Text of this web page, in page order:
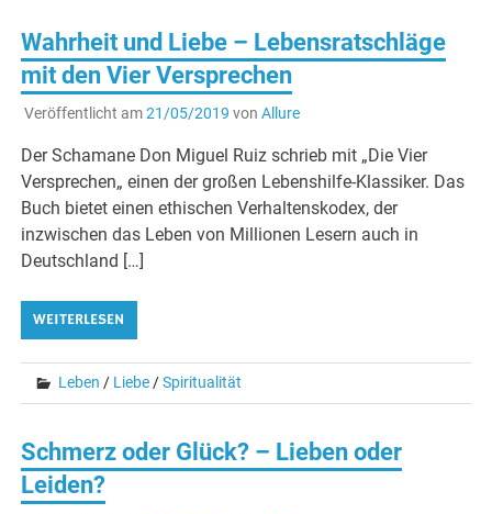
Wahrheit und Liebe – Lebensratschläge
mit den Vier Versprechen
Veröffentlicht am21/05/2019 von Allure
Der Schamane Don Miguel Ruiz schrieb mit „Die Vier
Versprechen„ einen der großen Lebenshilfe-Klassiker. Das
Buch bietet einen ethischen Verhaltenskodex, der
inzwischen das Leben von Millionen Lesern auch in
Deutschland […]
WEITERLESEN
Leben / Liebe/Spiritualität
Schmerz oder Glück? – Lieben oder
Leiden?